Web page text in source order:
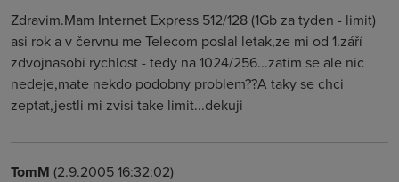
Zdravim.Mam Internet Express 512/128 (1Gb za tyden - limit)
asi rok a v červnu me Telecom poslal letak,ze mi od 1.září
zdvojnasobi rychlost - tedy na 1024/256...zatim se ale nic
nedeje,mate nekdo podobny problem??A taky se chci
zeptat,jestli mi zvisi take limit...dekuji
TomM (2.9.2005 16:32:02)